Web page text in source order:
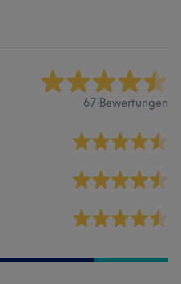
67 Bewertungen